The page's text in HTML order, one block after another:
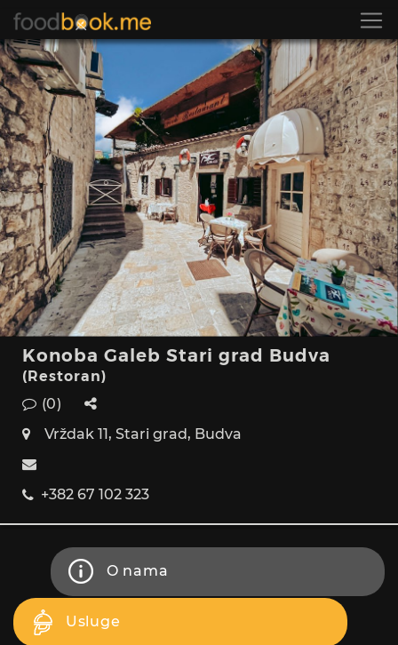
Konoba Galeb Stari grad Budva
(Restoran)
(0)
Vrždak 11, Stari grad, Budva
+382 67 102 323
O nama
Usluge